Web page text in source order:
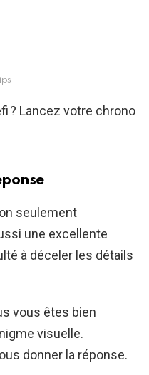
? Lancez votre chrono
seulement
une excellente
à déceler les détails
vous êtes bien
visuelle.
donner la réponse.